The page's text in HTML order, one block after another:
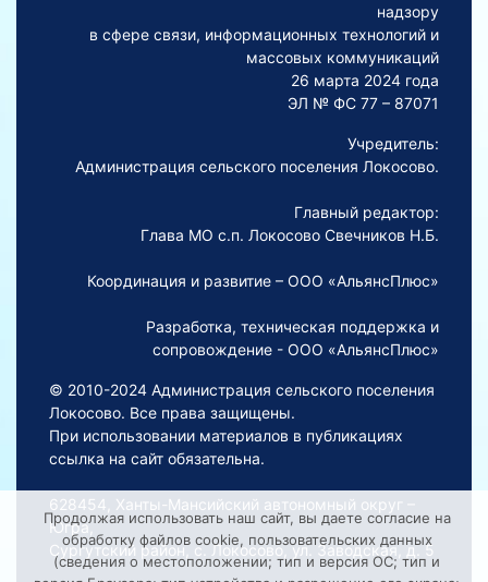
надзору
в сфере связи, информационных технологий и
массовых коммуникаций
26 марта 2024 года
ЭЛ № ФС 77 – 87071
Учредитель:
Администрация сельского поселения Локосово.
Главный редактор:
Глава МО с.п. Локосово Свечников Н.Б.
Координация и развитие – ООО «АльянсПлюс»
Разработка, техническая поддержка и
сопровождение - ООО «АльянсПлюс»
© 2010-2024 Администрация сельского поселения
Локосово. Все права защищены.
При использовании материалов в публикациях
ссылка на сайт обязательна.
628454, Ханты-Мансийский автономный округ –
Югра,
Сургутский район, с. Локосово, ул. Заводская, д. 5
Продолжая использовать наш сайт, вы даете согласие на
обработку файлов cookie, пользовательских данных
(сведения о местоположении; тип и версия ОС; тип и